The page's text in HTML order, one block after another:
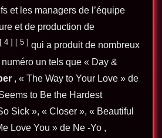
et les managers de l’équipe
et de production de
[ 4 ] [ 5 ] qui a produit de nombreux
un tels que « Day &
, « The Way to Your Love » de
to Be the Hardest
Sick », « Closer », « Beautiful
Love You » de Ne -Yo ,